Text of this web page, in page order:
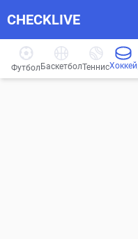
CHECKLIVE
Футбол БаскетболТеннисХоккей